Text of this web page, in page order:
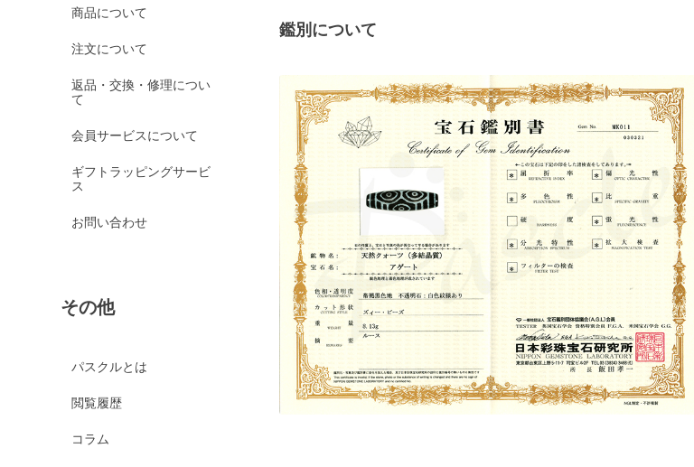
商品について
注文について
返品・交換・修理につい
て
会員サービスについて
ギフトラッピングサービ
ス
お問い合わせ
その他
パスクルとは
閲覧履歴
コラム
鑑別について